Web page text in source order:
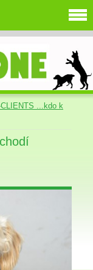
CLIENTS ...kdo k